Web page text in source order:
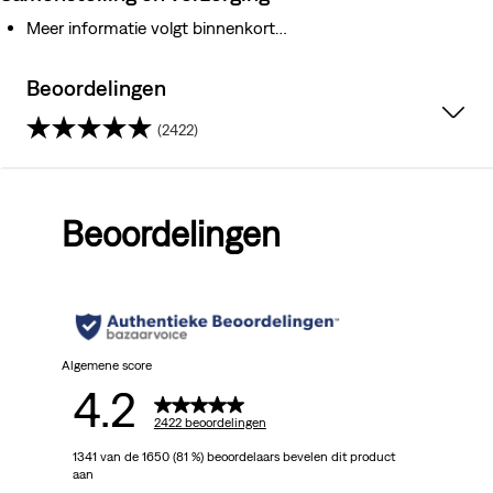
Meer informatie volgt binnenkort…
Beoordelingen
(2422)
sterren.
2422
beoordelingen
Beoordelingen
Algemene score
4.2 2422 beoordelingen
1341 van de 1650 (81 %) beoordelaars bevelen dit product
aan